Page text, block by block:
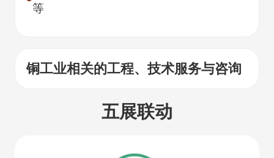
等
铜工业相关的工程、技术服务与咨询
五展联动